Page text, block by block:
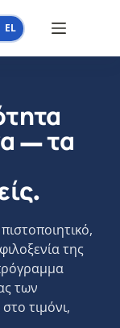
EL
— τα
της
των
τιμόνι,